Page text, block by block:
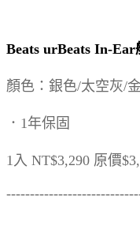
Beats urBeats In-
顏色：銀色/太空灰/
．1年保固
1入 NT$3,290 原價